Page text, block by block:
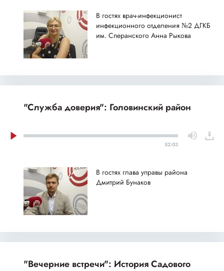
В гостях врач-инфекционист
инфекционного отделения №2 ДГКБ
им. Сперанского Анна Рыкова
"Служба доверия": Головинский район
52:03
В гостях глава управы района
Дмитрий Бунаков
"Вечерние встречи": История Садового